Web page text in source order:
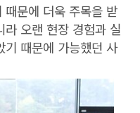
때문에 더욱 주목을 받
오랜 현장 경험과 실
기 때문에 가능했던 사